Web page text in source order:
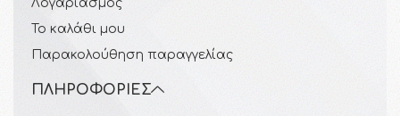
Λογαριασμός
Το καλάθι μου
Παρακολούθηση παραγγελίας
ΠΛΗΡΟΦΟΡΊΕΣ